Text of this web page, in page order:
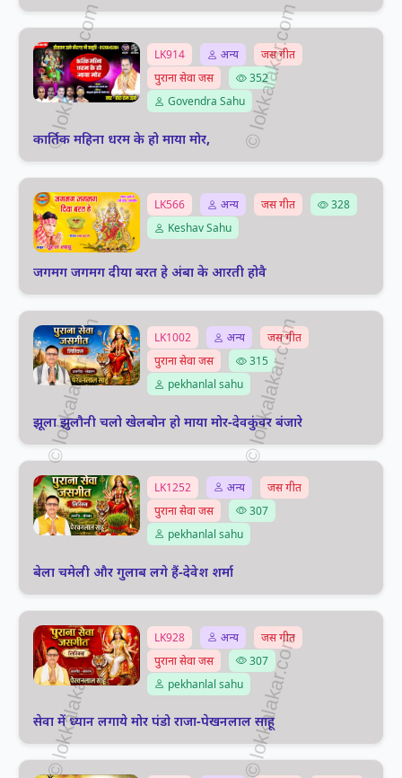
LK914 अन्य
जस गीत
पुराना सेवा जस
352
Govendra Sahu
कार्तिक महिना धरम के हो माया मोर,
LK566 अन्य जस गीत
328
Keshav Sahu
जगमग जगमग दीया बरत हे अंबा के आरती होवै
LK1002 अन्य
जस गीत
पुराना सेवा जस
315
pekhanlal sahu
झूला झुलौनी चलो खेलबोन हो माया मोर-देवकुंवर बंजारे
LK1252 अन्य
जस गीत
पुराना सेवा जस
307
pekhanlal sahu
बेला चमेली और गुलाब लगे हैं-देवेश शर्मा
LK928 अन्य
जस गीत
पुराना सेवा जस
307
pekhanlal sahu
सेवा में ध्यान लगाये मोर पंडो राजा-पेखनलाल साहू